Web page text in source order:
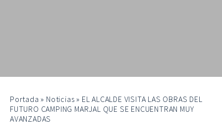
Portada » Noticias » EL ALCALDE VISITA LAS OBRAS DEL
FUTURO CAMPING MARJAL QUE SE ENCUENTRAN MUY
AVANZADAS